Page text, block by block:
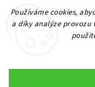
Používáme cookies,
a díky analýze provozu